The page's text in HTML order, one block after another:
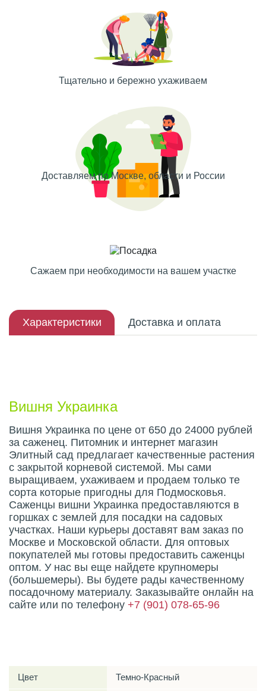
Тщательно и бережно ухаживаем
Доставляем по Москве, области и России
Сажаем при необходимости на вашем участке
Характеристики Доставка и оплата
Вишня Украинка
Вишня Украинка по цене от 650 до 24000 рублей
за саженец. Питомник и интернет магазин
Элитный сад предлагает качественные растения
с закрытой корневой системой. Мы сами
выращиваем, ухаживаем и продаем только те
сорта которые пригодны для Подмосковья.
Саженцы вишни Украинка предоставляются в
горшках с землей для посадки на садовых
участках. Наши курьеры доставят вам заказ по
Москве и Московской области. Для оптовых
покупателей мы готовы предоставить саженцы
оптом. У нас вы еще найдете крупномеры
(большемеры). Вы будете рады качественному
посадочному материалу. Заказывайте онлайн на
сайте или по телефону +7 (901) 078-65-96
Цвет Темно-Красный